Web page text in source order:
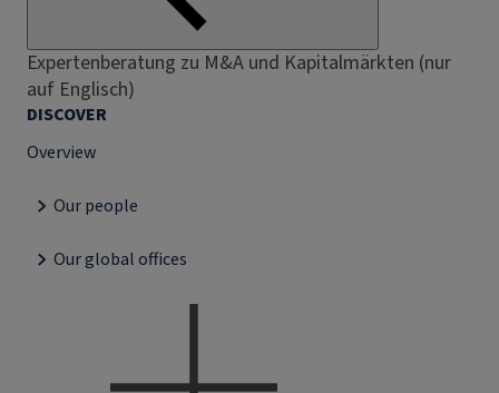
Expertenberatung zu M&A und Kapitalmärkten (nur
auf Englisch)
DISCOVER
Overview
Our people
Our global offices